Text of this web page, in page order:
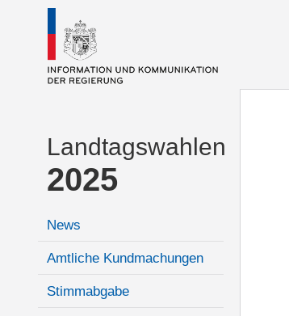
Landtagswahlen
2025
News
Amtliche Kundmachungen
Stimmabgabe